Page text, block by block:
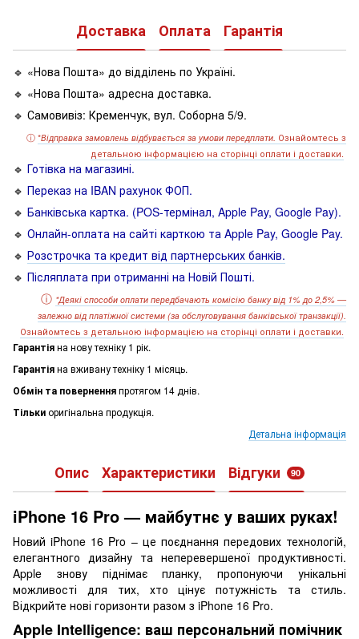
Доставка Оплата Гарантія
🔹 «Нова Пошта» до відділень по Україні.
🔹 «Нова Пошта» адресна доставка.
🔹 Самовивіз: Кременчук, вул. Соборна 5/9.
ⓘ*Відправка замовлень відбувається за умови передплати. Ознайомтесь з
детальною інформацією на сторінці оплати і доставки.
🔹 Готівка на магазині.
🔹 Переказ на IBAN рахунок ФОП.
🔹 Банківська картка. (POS-термінал, Apple Pay, Google Pay).
🔹 Онлайн-оплата на сайті карткою та Apple Pay, Google Pay.
🔹 Розстрочка та кредит від партнерських банків.
🔹 Післяплата при отриманні на Новій Пошті.
ⓘ *Деякі способи оплати передбачають комісію банку від 1% до 2,5% —
залежно від платіжної системи (за обслуговування банківської транзакції).
Ознайомтесь з детальною інформацією на сторінці оплати і доставки.
Гарантіяна нову техніку 1 рік.
Гарантіяна вживану техніку 1 місяць.
Обмін та поверненняпротягом 14 днів.
Тількиоригінальна продукція.
Детальна інформація
Опис Характеристики Відгуки 90
iPhone 16 Pro — майбутнє у ваших руках!
Новий iPhone 16 Pro – це поєднання передових технологій,
елегантного дизайну та неперевершеної продуктивності.
Apple знову піднімає планку, пропонуючи унікальні
можливості для тих, хто цінує потужність та стиль.
Відкрийте нові горизонти разом з iPhone 16 Pro.
Apple Intelligence: ваш персональний помічник